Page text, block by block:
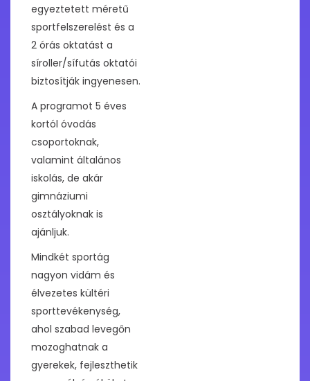
egyeztetett méretű
sportfelszerelést és a
2 órás oktatást a
síroller/sífutás oktatói
biztosítják ingyenesen.
A programot 5 éves
kortól óvodás
csoportoknak,
valamint általános
iskolás, de akár
gimnáziumi
osztályoknak is
ajánljuk.
Mindkét sportág
nagyon vidám és
élvezetes kültéri
sporttevékenység,
ahol szabad levegőn
mozoghatnak a
gyerekek, fejleszthetik